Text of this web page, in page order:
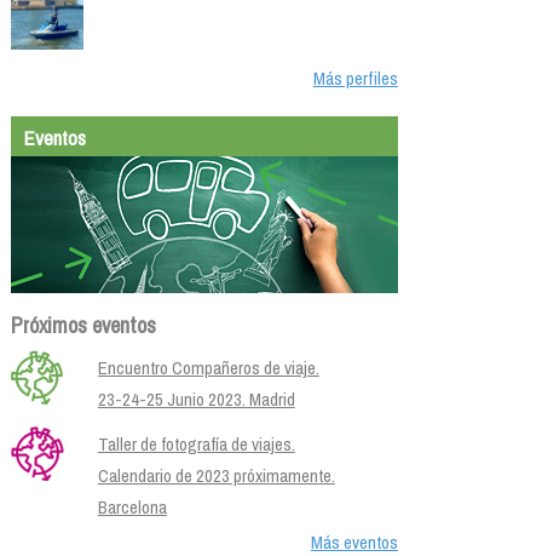
Más perfiles
Eventos
Próximos eventos
Encuentro Compañeros de viaje.
23-24-25 Junio 2023. Madrid
Taller de fotografía de viajes.
Calendario de 2023 próximamente.
Barcelona
Más eventos